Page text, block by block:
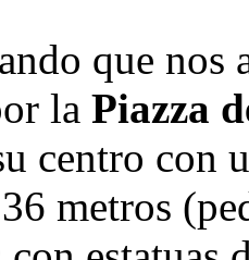
que nos
la Piazza
centro con
metros